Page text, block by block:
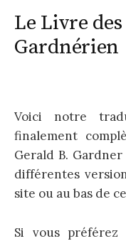
Le Livre
Gardnérien
Voici notre
finalement
Gerald B.
différentes
site ou au bas de
Si vous